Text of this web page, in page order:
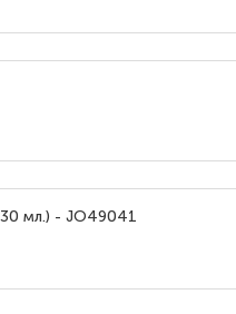
мл.) - JO49041